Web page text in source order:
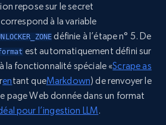
repose sur le secret
à la variable
définie à l’étape n° 5. De
est automatiquement défini sur
la fonctionnalité spéciale «Scrape as
entant queMarkdown) de renvoyer le
page Web donnée dans un format
pour l’ingestion LLM.